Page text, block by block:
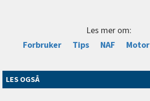
Les mer om:
Forbruker
Tips NAF Motor
LES OGSÅ